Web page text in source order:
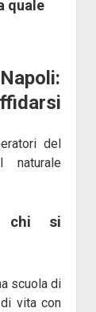
quale
del
naturale
chi si
scuola di
vita con